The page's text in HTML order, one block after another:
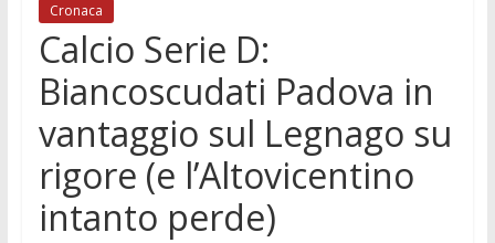
Cronaca
Calcio Serie D:
Biancoscudati Padova in
vantaggio sul Legnago su
rigore (e l’Altovicentino
intanto perde)